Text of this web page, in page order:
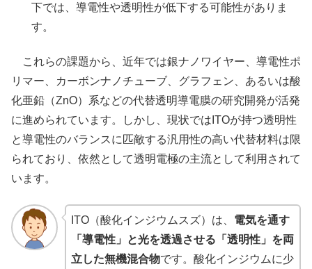
下では、導電性や透明性が低下する可能性がありま
す。
これらの課題から、近年では銀ナノワイヤー、導電性ポ
リマー、カーボンナノチューブ、グラフェン、あるいは酸
化亜鉛（ZnO）系などの代替透明導電膜の研究開発が活発
に進められています。しかし、現状ではITOが持つ透明性
と導電性のバランスに匹敵する汎用性の高い代替材料は限
られており、依然として透明電極の主流として利用されて
います。
ITO（酸化インジウムスズ）は、 電気を通す
「導電性」と光を透過させる「透明性」を両
立した無機混合物です。酸化インジウムに少